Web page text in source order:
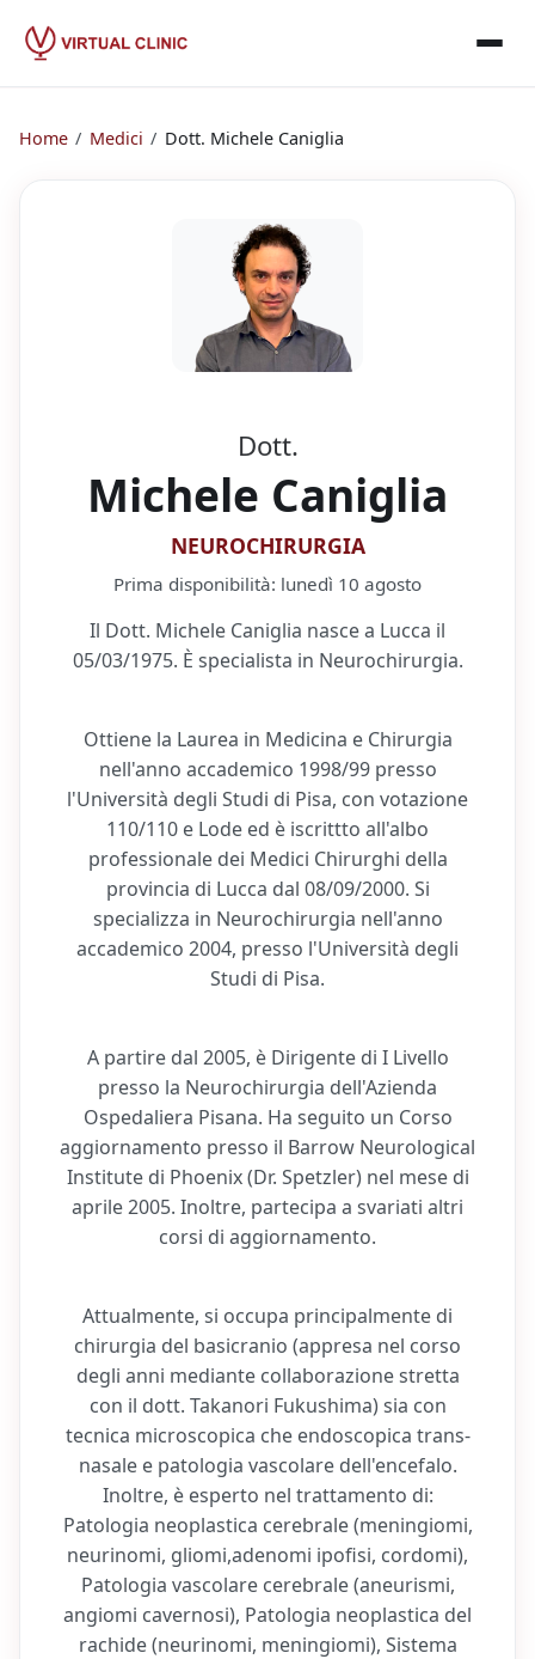
Home / Medici / Dott. Michele Caniglia
Dott.
Michele Caniglia
NEUROCHIRURGIA
Prima disponibilità: lunedì 10 agosto
Il Dott. Michele Caniglia nasce a Lucca il
05/03/1975. È specialista in Neurochirurgia.
Ottiene la Laurea in Medicina e Chirurgia
nell'anno accademico 1998/99 presso
l'Università degli Studi di Pisa, con votazione
110/110 e Lode ed è iscrittto all'albo
professionale dei Medici Chirurghi della
provincia di Lucca dal 08/09/2000. Si
specializza in Neurochirurgia nell'anno
accademico 2004, presso l'Università degli
Studi di Pisa.
A partire dal 2005, è Dirigente di I Livello
presso la Neurochirurgia dell'Azienda
Ospedaliera Pisana. Ha seguito un Corso
aggiornamento presso il Barrow Neurological
Institute di Phoenix (Dr. Spetzler) nel mese di
aprile 2005. Inoltre, partecipa a svariati altri
corsi di aggiornamento.
Attualmente, si occupa principalmente di
chirurgia del basicranio (appresa nel corso
degli anni mediante collaborazione stretta
con il dott. Takanori Fukushima) sia con
tecnica microscopica che endoscopica trans-
nasale e patologia vascolare dell'encefalo.
Inoltre, è esperto nel trattamento di:
Patologia neoplastica cerebrale (meningiomi,
neurinomi, gliomi,adenomi ipofisi, cordomi),
Patologia vascolare cerebrale (aneurismi,
angiomi cavernosi), Patologia neoplastica del
rachide (neurinomi, meningiomi), Sistema